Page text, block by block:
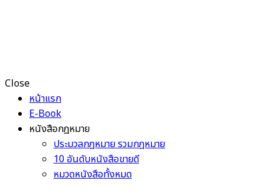
Close
หน้าแรก
E-Book
หนังสือกฎหมาย
ประมวลกฎหมาย รวมกฎหมาย
10 อันดับหนังสือขายดี
หมวดหนังสือทั้งหมด